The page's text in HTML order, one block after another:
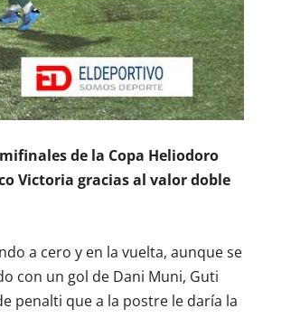
de la Copa Heliodoro
Victoria gracias al valor doble
a cero y en la vuelta, aunque se
con un gol de Dani Muni, Guti
penalti que a la postre le daría la